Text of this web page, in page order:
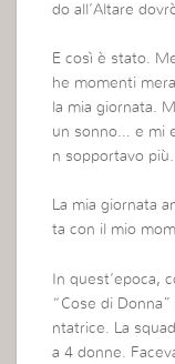
do all’Altare
E così è stato.
he momenti
la mia giornata.
un sonno… e mi
n sopportavo più.
La mia giornata
ta con il mio
In quest’epoca,
“Cose di
ntatrice. La
a 4 donne.